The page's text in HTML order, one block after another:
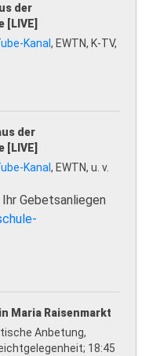
der
[LIVE]
Kanal, EWTN, K-TV,
der
[LIVE]
Kanal, EWTN, u. v.
Gebetsanliegen
Maria Raisenmarkt
Anbetung,
18:45